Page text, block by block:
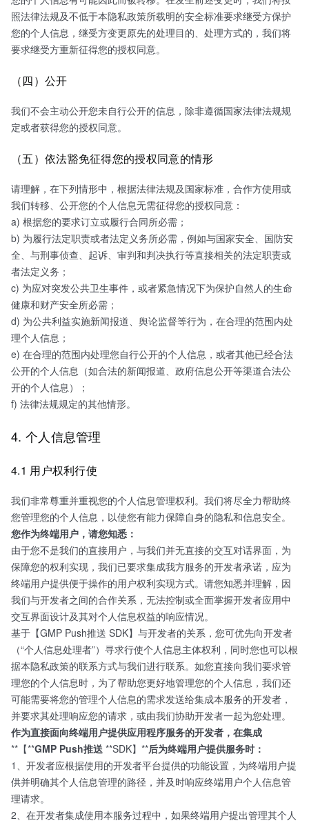
照法律法规及不低于本隐私政策所载明的安全标准要求继受方保护
您的个人信息，继受方变更原先的处理目的、处理方式的，我们将
要求继受方重新征得您的授权同意。
（四）公开
我们不会主动公开您未自行公开的信息，除非遵循国家法律法规规
定或者获得您的授权同意。
（五）依法豁免征得您的授权同意的情形
请理解，在下列情形中，根据法律法规及国家标准，合作方使用或
我们转移、公开您的个人信息无需征得您的授权同意：
a) 根据您的要求订立或履行合同所必需；
b) 为履行法定职责或者法定义务所必需，例如与国家安全、国防安
全、与刑事侦查、起诉、审判和判决执行等直接相关的法定职责或
者法定义务；
c) 为应对突发公共卫生事件，或者紧急情况下为保护自然人的生命
健康和财产安全所必需；
d) 为公共利益实施新闻报道、舆论监督等行为，在合理的范围内处
理个人信息；
e) 在合理的范围内处理您自行公开的个人信息，或者其他已经合法
公开的个人信息（如合法的新闻报道、政府信息公开等渠道合法公
开的个人信息）；
f) 法律法规规定的其他情形。
4. 个人信息管理
4.1 用户权利行使
我们非常尊重并重视您的个人信息管理权利。我们将尽全力帮助终
您管理您的个人信息，以使您有能力保障自身的隐私和信息安全。
您作为终端用户，请您知悉：
由于您不是我们的直接用户，与我们并无直接的交互对话界面，为
保障您的权利实现，我们已要求集成我方服务的开发者承诺，应为
终端用户提供便于操作的用户权利实现方式。请您知悉并理解，因
我们与开发者之间的合作关系，无法控制或全面掌握开发者应用中
交互界面设计及其对个人信息权益的响应情况。
基于【GMP Push推送 SDK】与开发者的关系，您可优先向开发者
（“个人信息处理者”）寻求行使个人信息主体权利，同时您也可以根
据本隐私政策的联系方式与我们进行联系。如您直接向我们要求管
理您的个人信息时，为了帮助您更好地管理您的个人信息，我们还
可能需要将您的管理个人信息的需求发送给集成本服务的开发者，
并要求其处理响应您的请求，或由我们协助开发者一起为您处理。
作为直接面向终端用户提供应用程序服务的开发者，在集成
**【**GMP Push推送 **SDK】**后为终端用户提供服务时：
1、开发者应根据使用的开发者平台提供的功能设置，为终端用户提
供并明确其个人信息管理的路径，并及时响应终端用户个人信息管
理请求。
2、在开发者集成使用本服务过程中，如果终端用户提出管理其个人